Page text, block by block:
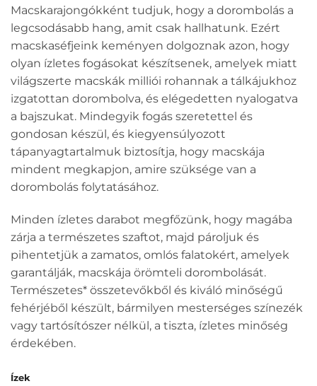
Macskarajongókként tudjuk, hogy a dorombolás a
legcsodásabb hang, amit csak hallhatunk. Ezért
macskaséfjeink keményen dolgoznak azon, hogy
olyan ízletes fogásokat készítsenek, amelyek miatt
világszerte macskák milliói rohannak a tálkájukhoz
izgatottan dorombolva, és elégedetten nyalogatva
a bajszukat. Mindegyik fogás szeretettel és
gondosan készül, és kiegyensúlyozott
tápanyagtartalmuk biztosítja, hogy macskája
mindent megkapjon, amire szüksége van a
dorombolás folytatásához.
Minden ízletes darabot megfőzünk, hogy magába
zárja a természetes szaftot, majd pároljuk és
pihentetjük a zamatos, omlós falatokért, amelyek
garantálják, macskája örömteli dorombolását.
Természetes* összetevőkből és kiváló minőségű
fehérjéből készült, bármilyen mesterséges színezék
vagy tartósítószer nélkül, a tiszta, ízletes minőség
érdekében.
Ízek